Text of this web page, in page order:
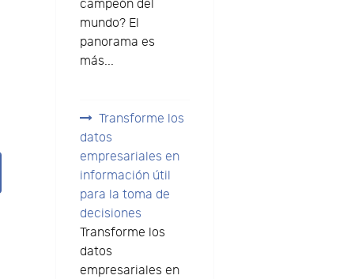
campeón del
mundo? El
panorama es
más...
Transforme los
datos
empresariales en
información útil
para la toma de
decisiones
Transforme los
datos
empresariales en